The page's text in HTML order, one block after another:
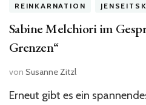
REINKARNATION
Sabine Melchiori im
Grenzen“
von Susanne Zitzl
Erneut gibt es ein